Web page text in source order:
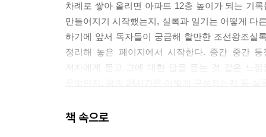
- 조선 고유의 법전, 경국대전을 완성하다
- 왕으로서는 100점! 남편으로서는 0점!이었던 성종
【 제10대 연산군 】
- 천 명의 기생과 ‘흥청망청’했던 임금
차례로 쌓아 올리면 아파트 12층 높이가 되는 기
만들어지기 시작했는지, 실록과 일기는 어떻게 다
하기에 앞서 독자들이 궁금해 할만한 조선왕조실
정리해 놓은 페이지에서 시작한다. 중간 중간
저자에게 묻고 그에 대한 답을 듣는 것 같은 느
태조는 ‘이빨 빠진’ 호랑이로, 또 세종은 ‘위대
책 속으로